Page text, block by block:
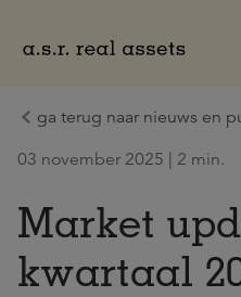
ga terug naar nieuws en
03 november 2025 | 2 min.
Market
kwartaal